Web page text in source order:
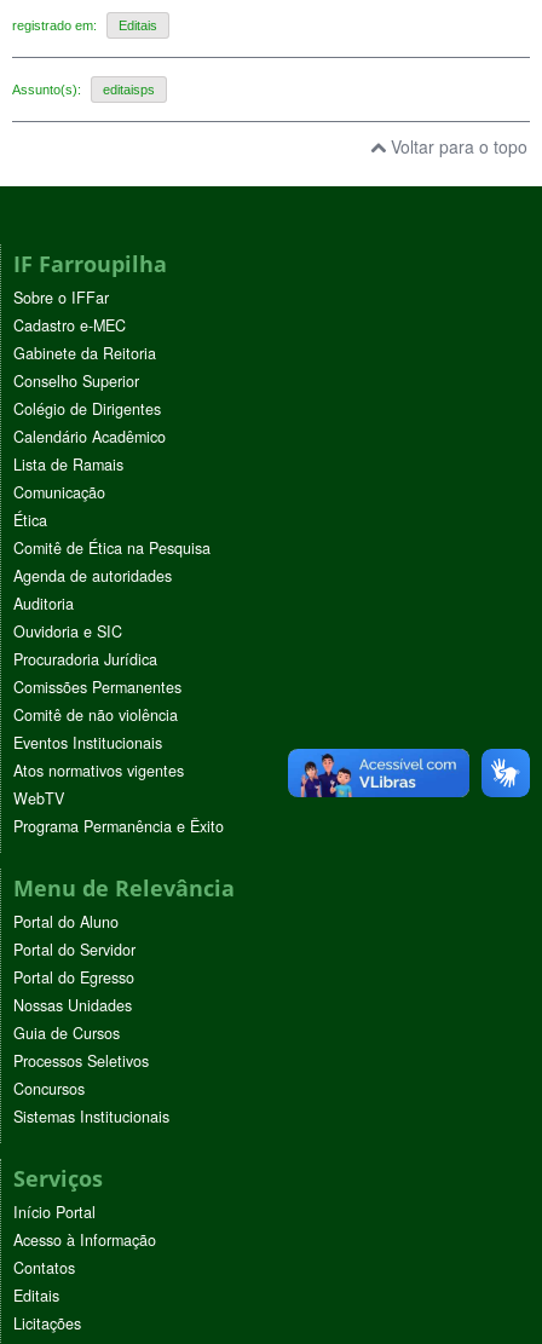
registrado em: Editais
Assunto(s): editaisps
Voltar para o topo
IF Farroupilha
Sobre o IFFar
Cadastro e-MEC
Gabinete da Reitoria
Conselho Superior
Colégio de Dirigentes
Calendário Acadêmico
Lista de Ramais
Comunicação
Ética
Comitê de Ética na Pesquisa
Agenda de autoridades
Auditoria
Ouvidoria e SIC
Procuradoria Jurídica
Comissões Permanentes
Comitê de não violência
Eventos Institucionais
Atos normativos vigentes
WebTV
Programa Permanência e Êxito
Menu de Relevância
Portal do Aluno
Portal do Servidor
Portal do Egresso
Nossas Unidades
Guia de Cursos
Processos Seletivos
Concursos
Sistemas Institucionais
Serviços
Início Portal
Acesso à Informação
Contatos
Editais
Licitações